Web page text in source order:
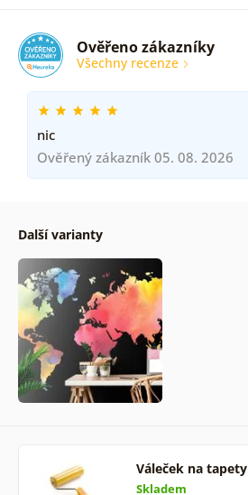
Ověřeno zákazníky
Všechny recenze
nic
Ověřený zákazník 05. 08. 2026
Další varianty
Váleček na tapety
Skladem